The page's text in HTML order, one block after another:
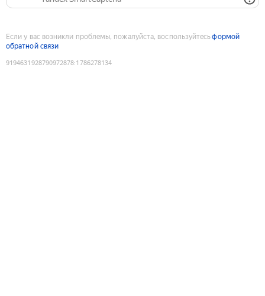
Если у вас возникли проблемы, пожалуйста, воспользуйтесьформой
обратной связи
9194631928790972878:1786278134